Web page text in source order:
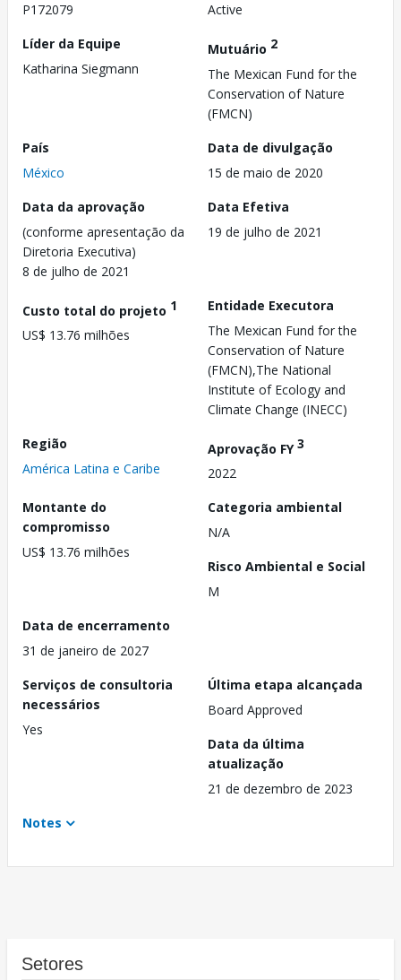
P172079
Active
Líder da Equipe
Katharina Siegmann
Mutuário 2
The Mexican Fund for the
Conservation of Nature
(FMCN)
País
México
Data de divulgação
15 de maio de 2020
Data da aprovação
(conforme apresentação da
Diretoria Executiva)
8 de julho de 2021
Data Efetiva
19 de julho de 2021
Custo total do projeto 1
US$ 13.76 milhões
Entidade Executora
The Mexican Fund for the
Conservation of Nature
(FMCN),The National
Institute of Ecology and
Climate Change (INECC)
Região
América Latina e Caribe
Aprovação FY3
2022
Montante do
compromisso
US$ 13.76 milhões
Categoria ambiental
N/A
Risco Ambiental e Social
M
Data de encerramento
31 de janeiro de 2027
Serviços de consultoria
necessários
Yes
Última etapa alcançada
Board Approved
Data da última
atualização
21 de dezembro de 2023
Notes
Setores